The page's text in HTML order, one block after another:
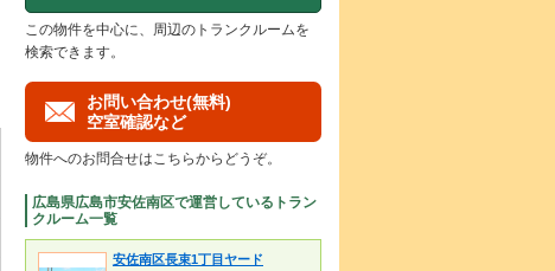
この物件を中心に、周辺のトランクルームを
検索できます。
お問い合わせ(無料)
空室確認など
物件へのお問合せはこちらからどうぞ。
広島県広島市安佐南区で運営しているトラン
クルーム一覧
安佐南区長束1丁目ヤード